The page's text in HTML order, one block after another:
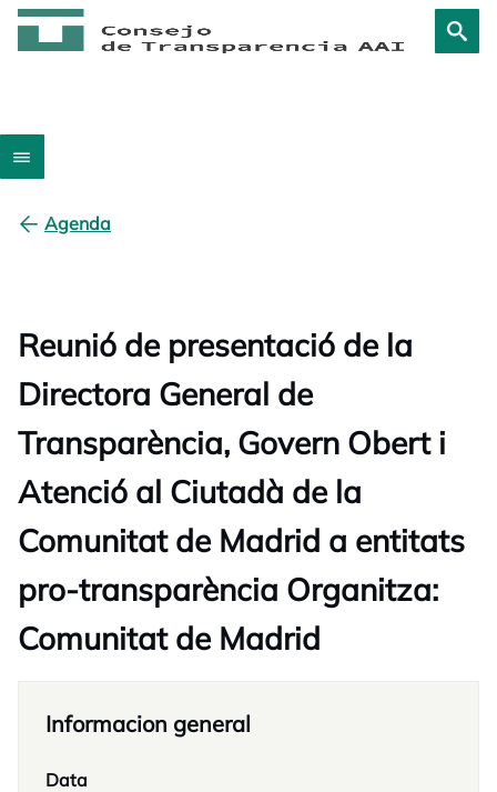
Agenda
Reunió de presentació de la
Directora General de
Transparència, Govern Obert i
Atenció al Ciutadà de la
Comunitat de Madrid a entitats
pro-transparència Organitza:
Comunitat de Madrid
Informacion general
Data